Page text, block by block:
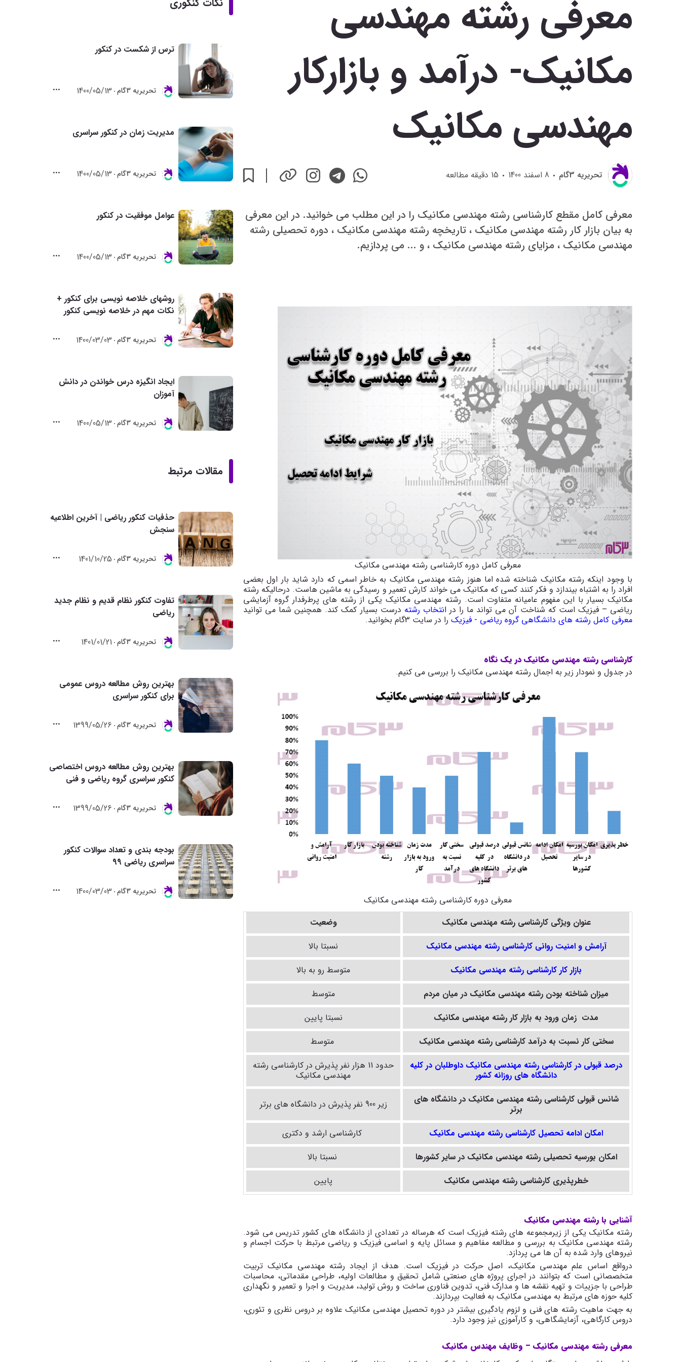
معرفی رشته مهندسی
مکانیک- درآمد و بازارکار
مهندسی مکانیک
تحريريه 3گام 8 اسفند 1400 15 دقیقه مطالعه
معرفی کامل مقطع کارشناسی رشته مهندسی مکانیک را در این مطلب می خوانید. در این معرفی
به بیان بازار کار رشته مهندسی مکانیک ، تاریخچه رشته مهندسی مکانیک ، دوره تحصیلی رشته
مهندسی مکانیک ، مزایای رشته مهندسی مکانیک ، و ... می پردازیم.
معرفی کامل دوره کارشناسی رشته مهندسی مکانیک
با وجود اینکه رشته مکانیک شناخته شده اما هنوز رشته مهندسی مکانیک به خاطر اسمی که دارد شاید بار اول بعضی
افراد را به اشتباه بیندازد و فکر کنند کسی که مکانیک می خواند کارش تعمیر و رسیدگی به ماشین هاست. درحالیکه رشته
مکانیک بسیار با این مفهوم عامیانه متفاوت است. رشته مهندسی مکانیک یکی از رشته های پرطرفدار گروه آزمایشی
ریاضی – فیزیک است که شناخت آن می تواند ما را درانتخاب رشته درست بسیار کمک کند. همچنین شما می توانید
معرفی کامل رشته های دانشگاهی گروه ریاضی - فیزیک را در سایت 3گام بخوانید.
کارشناسی رشته مهندسی مکانیک در یک نگاه
در جدول و نمودار زیر به اجمال رشته مهندسی مکانیک را بررسی می کنیم.
معرفی دوره کارشناسی رشته مهندسی مکانیک
عنوان ویژگی کارشناسی رشته مهندسی مکانیک
وضعیت
آرامش و امنیت روانی کارشناسیرشته مهندسی مکانیک
نسبتا بالا
بازار کار کارشناسی رشته مهندسی مکانیک
متوسط رو به بالا
میزان شناخته بودن رشته مهندسی مکانیک در میان مردم
متوسط
مدت زمان ورود به بازار کار رشته مهندسی مکانیک
نسبتا پایین
سختی کار نسبت به درآمد کارشناسیرشته مهندسی مکانیک
متوسط
درصد قبولی در کارشناسی رشته مهندسی مکانیک داوطلبان در کلیه
دانشگاه های روزانه کشور
حدود 11 هزار نفر پذیرش در کارشناسی رشته
مهندسی مکانیک
شانس قبولی کارشناسیرشته مهندسی مکانیکدر دانشگاه های
برتر
زیر 900 نفر پذیرش در دانشگاه های برتر
امکان ادامه تحصیل کارشناسی رشته مهندسی مکانیک
کارشناسی ارشد و دکتری
امکان بورسیه تحصیلیرشته مهندسی مکانیکدر سایر کشورها
نسبتا بالا
خطرپذیری کارشناسی رشته مهندسی مکانیک پایین
آشنایی با رشته مهندسی مکانیک
رشته مکانیک یکی از زیرمجموعه های رشته فیزیک است که هرساله در تعدادی از دانشگاه های کشور تدریس می شود.
رشته مهندسی مکانیک به بررسی و مطالعه مفاهیم و مسائل پایه و اساسی فیزیک و ریاضی مرتبط با حرکت اجسام و
نیروهای وارد شده به آن ها می پردازد.
درواقع اساس علم مهندسی مکانیک، اصل حرکت در فیزیک است. هدف از ایجاد رشته مهندسی مکانیک تربیت
متخصصانی است که بتوانند در اجرای پروژه های صنعتی شامل تحقیق و مطالعات اولیه، طراحی مقدماتی، محاسبات
طراحی با جزییات و تهیه نقشه ها و مدارک فنی، تدوین فناوری ساخت و روش تولید، مدیریت و اجرا و تعمیر و نگهداری
کلیه حوزه های مرتبط به مهندسی مکانیک به فعالیت بپردازند.
به جهت ماهیت رشته های فنی و لزوم یادگیری بیشتر در دوره تحصیل مهندسی مکانیک علاوه بر دروس نظری و تئوری،
دروس کارگاهی، آزمایشگاهی، و کارآموزی نیز وجود دارد.
معرفی رشته مهندسی مکانیک – وظایف مهندس مکانیک
ترس از شکست در کنکور
تحريريه 3گام 1400/05/13
مدیریت زمان در کنکور سراسری
تحريريه 3گام 1400/05/13
عوامل موفقیت در کنکور
تحريريه 3گام 1400/05/13
روشهای خلاصه نویسی برای کنکور +
نکات مهم در خلاصه نویسی کنکور
تحريريه 3گام 1400/03/03
ایجاد انگیزه درس خواندن در دانش
آموزان
تحريريه 3گام 1400/05/13
مقالات مرتبط
حذفیات کنکور ریاضی | آخرین اطلاعیه
سنجش
تحريريه 3گام 1401/10/25
تفاوت کنکور نظام قدیم و نظام جدید
ریاضی
تحريريه 3گام 1401/01/21
بهترین روش مطالعه دروس عمومی
برای کنکور سراسری
تحريريه 3گام 1399/05/26
بهترین روش مطالعه دروس اختصاصی
کنکور سراسری گروه ریاضی و فنی
تحريريه 3گام 1399/05/26
بودجه بندی و تعداد سوالات کنکور
سراسری ریاضی 99
تحريريه 3گام 1400/03/03